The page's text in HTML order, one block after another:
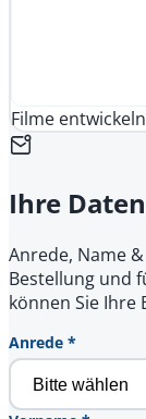
Filme entwickeln
Ihre
Anrede, Name
Bestellung und
können Sie
Anrede *